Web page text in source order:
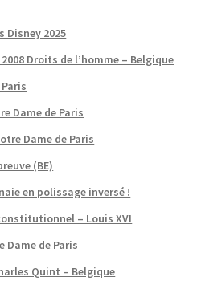
Disney 2025
Droits de l’homme – Belgique
Dame de Paris
Dame de Paris
(BE)
en polissage inversé !
– Louis XVI
Dame de Paris
Quint – Belgique